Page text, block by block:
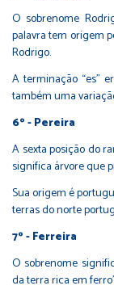
O sobrenome
palavra tem origem
Rodrigo.
A terminação “es”
também uma
6º - Pereira
A sexta posição do
significa árvore que
Sua origem é
terras do norte
7º - Ferreira
O sobrenome
da terra rica em